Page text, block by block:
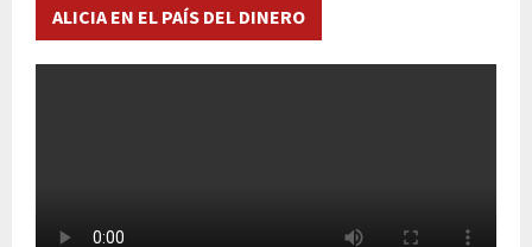
ALICIA EN EL PAÍS DEL DINERO